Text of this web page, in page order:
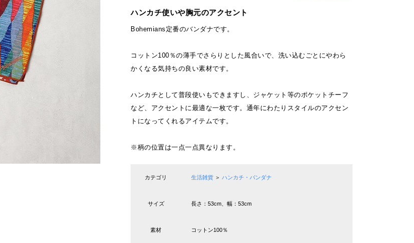
ハンカチ使いや胸元のアクセント
Bohemians定番のバンダナです。
コットン100％の薄手でさらりとした風合いで、洗い込むごとにやわら
かくなる気持ちの良い素材です。
ハンカチとして普段使いもできますし、ジャケット等のポケットチーフ
など、アクセントに最適な一枚です。通年にわたりスタイルのアクセン
トになってくれるアイテムです。
※柄の位置は一点一点異なります。
カテゴリ 生活雑貨 ＞ ハンカチ・バンダナ
サイズ 長さ：53cm、幅：53cm
素材 コットン100％